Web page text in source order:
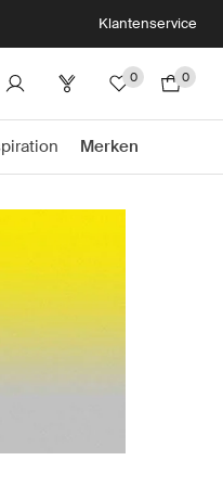
Klantenservice
0 0
Merken